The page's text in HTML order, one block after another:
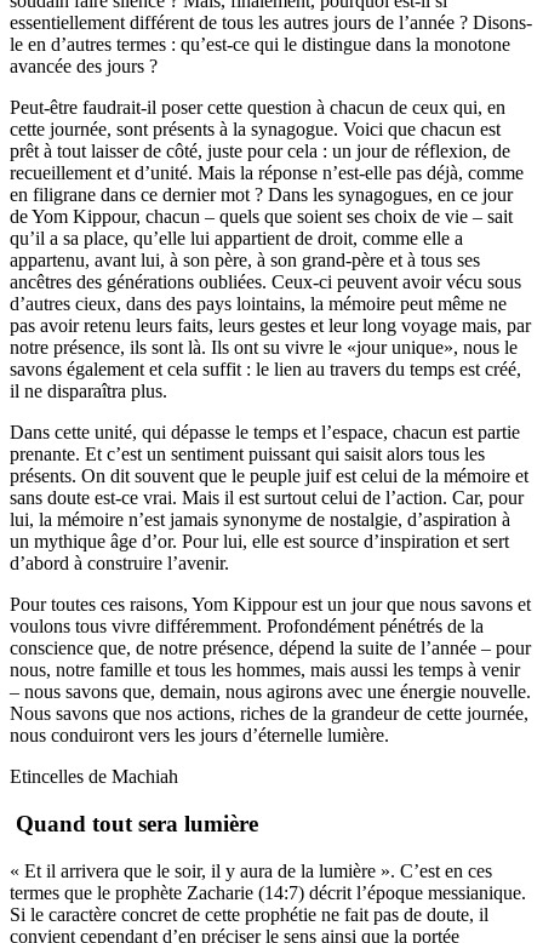
essentiellement différent de tous les autres jours de l’année ? Disons-
le en d’autres termes : qu’est-ce qui le distingue dans la monotone
avancée des jours ?
Peut-être faudrait-il poser cette question à chacun de ceux qui, en
cette journée, sont présents à la synagogue. Voici que chacun est
prêt à tout laisser de côté, juste pour cela : un jour de réflexion, de
recueillement et d’unité. Mais la réponse n’est-elle pas déjà, comme
en filigrane dans ce dernier mot ? Dans les synagogues, en ce jour
de Yom Kippour, chacun – quels que soient ses choix de vie – sait
qu’il a sa place, qu’elle lui appartient de droit, comme elle a
appartenu, avant lui, à son père, à son grand-père et à tous ses
ancêtres des générations oubliées. Ceux-ci peuvent avoir vécu sous
d’autres cieux, dans des pays lointains, la mémoire peut même ne
pas avoir retenu leurs faits, leurs gestes et leur long voyage mais, par
notre présence, ils sont là. Ils ont su vivre le «jour unique», nous le
savons également et cela suffit : le lien au travers du temps est créé,
il ne disparaîtra plus.
Dans cette unité, qui dépasse le temps et l’espace, chacun est partie
prenante. Et c’est un sentiment puissant qui saisit alors tous les
présents. On dit souvent que le peuple juif est celui de la mémoire et
sans doute est-ce vrai. Mais il est surtout celui de l’action. Car, pour
lui, la mémoire n’est jamais synonyme de nostalgie, d’aspiration à
un mythique âge d’or. Pour lui, elle est source d’inspiration et sert
d’abord à construire l’avenir.
Pour toutes ces raisons, Yom Kippour est un jour que nous savons et
voulons tous vivre différemment. Profondément pénétrés de la
conscience que, de notre présence, dépend la suite de l’année – pour
nous, notre famille et tous les hommes, mais aussi les temps à venir
– nous savons que, demain, nous agirons avec une énergie nouvelle.
Nous savons que nos actions, riches de la grandeur de cette journée,
nous conduiront vers les jours d’éternelle lumière.
Etincelles de Machiah
Quand tout sera lumière
« Et il arrivera que le soir, il y aura de la lumière ». C’est en ces
termes que le prophète Zacharie (14:7) décrit l’époque messianique.
Si le caractère concret de cette prophétie ne fait pas de doute, il
convient cependant d’en préciser le sens ainsi que la portée